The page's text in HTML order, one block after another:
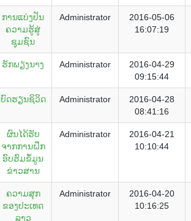
ການແບ່ງປັນ
ຄວາມຮູ້ສູ່
ຊຸມຊົນ
Administrator
2016-05-06
16:07:19
ຮັກພຽງນາງ Administrator
2016-04-29
09:15:44
ບົດຮຽນຊິວິດ Administrator
2016-04-28
08:41:16
ຜົນໄດ້ຮັບ
ຈາກການຝຶກ
ອົບຮົມຂໍ້ມູນ
ຂ່າວສານ
Administrator
2016-04-21
10:10:44
ຄວາມສຸກ
ຂອງປະເທດ
ລາວ
Administrator
2016-04-20
10:16:25